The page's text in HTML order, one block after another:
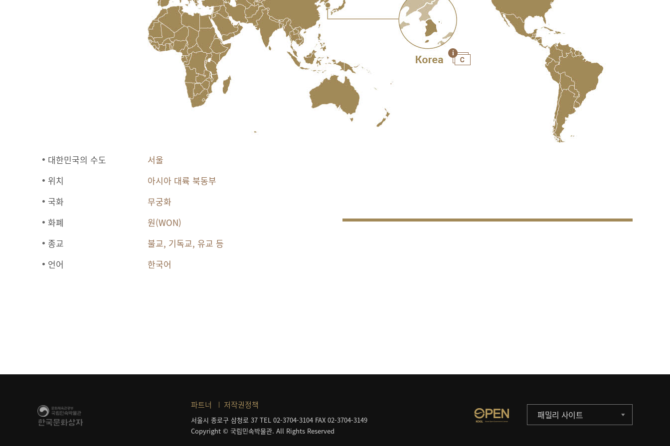
대한민국의 수도
서울
위치
아시아 대륙 북동부
국화
무궁화
화폐
원(WON)
종교
불교, 기독교, 유교 등
언어
한국어
파트너 저작권정책
서울시 종로구 삼청로 37 TEL 02-3704-3104 FAX 02-3704-3149
Copyright © 국립민속박물관. All Rights Reserved
패밀리 사이트